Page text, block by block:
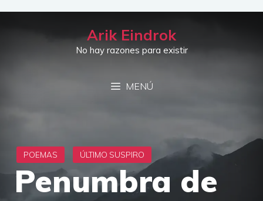
Saltar
Arik Eindrok
No hay razones para existir
MENÚ
Penumbra de